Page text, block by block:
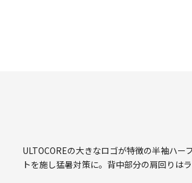
ULTOCOREの大きなロゴが特徴の半袖ハ
トを施し猛暑対策に。背中部分の肩回りは